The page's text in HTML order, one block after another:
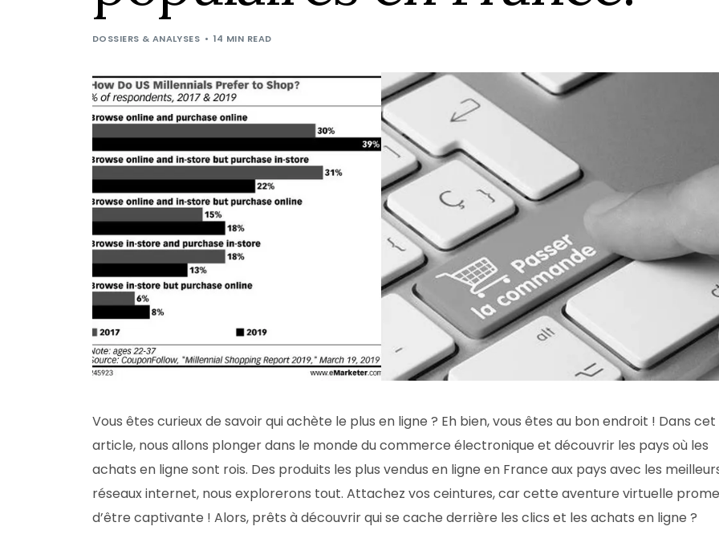
DOSSIERS & ANALYSES 14 MIN READ
Vous êtes curieux de savoir qui achète le plus en ligne ? Eh bien, vous êtes au bon endroit ! Dans cet
article, nous allons plonger dans le monde du commerce électronique et découvrir les pays où les
achats en ligne sont rois. Des produits les plus vendus en ligne en France aux pays avec les
réseaux internet, nous explorerons tout. Attachez vos ceintures, car cette aventure virtuelle
d’être captivante ! Alors, prêts à découvrir qui se cache derrière les clics et les achats en ligne ?